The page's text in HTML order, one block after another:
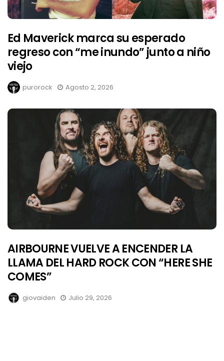
Ed Maverick marca su esperado
regreso con “me inundo” junto a niño
viejo
purorock Agosto 2, 2026
AIRBOURNE VUELVE A ENCENDER LA
LLAMA DEL HARD ROCK CON “HERE SHE
COMES”
giovaiden Julio 29, 2026